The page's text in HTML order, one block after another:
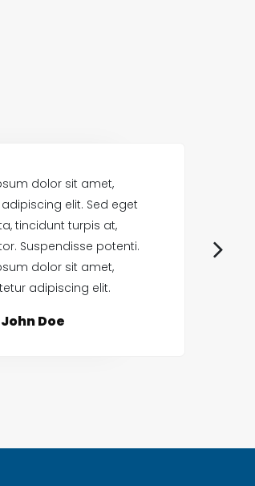
dolor sit amet,
elit. Sed eget
tincidunt turpis at,
Suspendisse potenti.
dolor sit amet,
adipiscing elit.
John Doe